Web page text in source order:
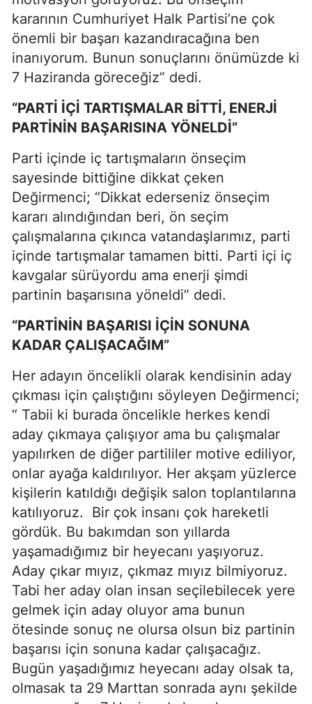
kararının Cumhuriyet Halk Partisi’ne çok
önemli bir başarı kazandıracağına ben
inanıyorum. Bunun sonuçlarını önümüzde ki
7 Haziranda göreceğiz” dedi.
“PARTİ İÇİ TARTIŞMALAR BİTTİ, ENERJİ
PARTİNİN BAŞARISINA YÖNELDİ”
Parti içinde iç tartışmaların önseçim
sayesinde bittiğine dikkat çeken
Değirmenci; “Dikkat ederseniz önseçim
kararı alındığından beri, ön seçim
çalışmalarına çıkınca vatandaşlarımız, parti
içinde tartışmalar tamamen bitti. Parti içi iç
kavgalar sürüyordu ama enerji şimdi
partinin başarısına yöneldi” dedi.
“PARTİNİN BAŞARISI İÇİN SONUNA
KADAR ÇALIŞACAĞIM”
Her adayın öncelikli olarak kendisinin aday
çıkması için çalıştığını söyleyen Değirmenci;
“ Tabii ki burada öncelikle herkes kendi
aday çıkmaya çalışıyor ama bu çalışmalar
yapılırken de diğer partililer motive ediliyor,
onlar ayağa kaldırılıyor. Her akşam yüzlerce
kişilerin katıldığı değişik salon toplantılarına
katılıyoruz. Bir çok insanı çok hareketli
gördük. Bu bakımdan son yıllarda
yaşamadığımız bir heyecanı yaşıyoruz.
Aday çıkar mıyız, çıkmaz mıyız bilmiyoruz.
Tabi her aday olan insan seçilebilecek yere
gelmek için aday oluyor ama bunun
ötesinde sonuç ne olursa olsun biz partinin
başarısı için sonuna kadar çalışacağız.
Bugün yaşadığımız heyecanı aday olsak ta,
olmasak ta 29 Marttan sonrada aynı şekilde